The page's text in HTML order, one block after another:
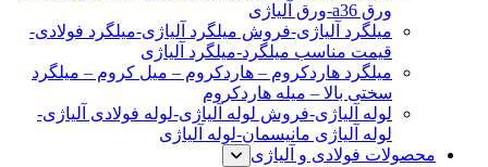
ورق a36-ورق آلیاژی
میلگرد آلیاژی-فروش میلگرد آلیاژی-میلگرد فولادی-
قیمت مناسب میلگرد-میلگرد آلیاژی
میلگرد هاردکروم – هاردکروم – میل کروم – میلگرد
سختی بالا – میله هاردکروم
لوله آلیاژی-فروش لوله آلیاژی-لوله فولادی آلیاژی-
لوله آلیاژی مانیسمان-لوله آلیاژی
محصولات فولادی و آلیاژی